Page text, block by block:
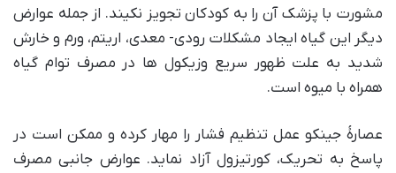
مشورت با پزشک آن را به کودکان تجویز نکیند. از جمله عوارض
دیگر این گیاه ایجاد مشکلات رودی- معدی، اریتم، ورم و خارش
شدید به علت ظهور سریع وزیکول ها در مصرف توام گیاه
همراه با میوه است.
عصارۀ جینکو عمل تنظیم فشار را مهار کرده و ممکن است در
پاسخ به تحریک، کورتیزول آزاد نماید. عوارض جانبی مصرف